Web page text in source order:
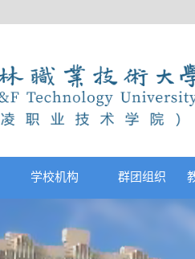
学校机构 群团组织